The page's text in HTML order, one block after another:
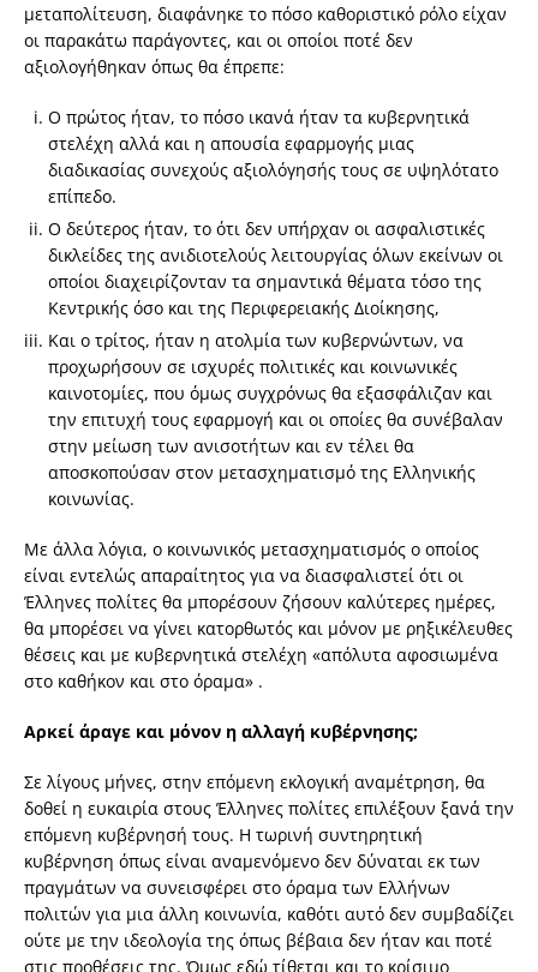
μεταπολίτευση, διαφάνηκε το πόσο καθοριστικό ρόλο είχαν
οι παρακάτω παράγοντες, και οι οποίοι ποτέ δεν
αξιολογήθηκαν όπως θα έπρεπε:
Ο πρώτος ήταν, το πόσο ικανά ήταν τα κυβερνητικά
στελέχη αλλά και η απουσία εφαρμογής μιας
διαδικασίας συνεχούς αξιολόγησής τους σε υψηλότατο
επίπεδο.
O δεύτερος ήταν, το ότι δεν υπήρχαν οι ασφαλιστικές
δικλείδες της ανιδιοτελούς λειτουργίας όλων εκείνων οι
οποίοι διαχειρίζονταν τα σημαντικά θέματα τόσο της
Κεντρικής όσο και της Περιφερειακής Διοίκησης,
Και ο τρίτος, ήταν η ατολμία των κυβερνώντων, να
προχωρήσουν σε ισχυρές πολιτικές και κοινωνικές
καινοτομίες, που όμως συγχρόνως θα εξασφάλιζαν και
την επιτυχή τους εφαρμογή και οι οποίες θα συνέβαλαν
στην μείωση των ανισοτήτων και εν τέλει θα
αποσκοπούσαν στον μετασχηματισμό της Ελληνικής
κοινωνίας.
Με άλλα λόγια, ο κοινωνικός μετασχηματισμός ο οποίος
είναι εντελώς απαραίτητος για να διασφαλιστεί ότι οι
Έλληνες πολίτες θα μπορέσουν ζήσουν καλύτερες ημέρες,
θα μπορέσει να γίνει κατορθωτός και μόνον με ρηξικέλευθες
θέσεις και με κυβερνητικά στελέχη «απόλυτα αφοσιωμένα
στο καθήκον και στο όραμα» .
Αρκεί άραγε και μόνον η αλλαγή κυβέρνησης;
Σε λίγους μήνες, στην επόμενη εκλογική αναμέτρηση, θα
δοθεί η ευκαιρία στους Έλληνες πολίτες επιλέξουν ξανά την
επόμενη κυβέρνησή τους. Η τωρινή συντηρητική
κυβέρνηση όπως είναι αναμενόμενο δεν δύναται εκ των
πραγμάτων να συνεισφέρει στο όραμα των Ελλήνων
πολιτών για μια άλλη κοινωνία, καθότι αυτό δεν συμβαδίζει
ούτε με την ιδεολογία της όπως βέβαια δεν ήταν και ποτέ
στις προθέσεις της. Όμως εδώ τίθεται και το κρίσιμο